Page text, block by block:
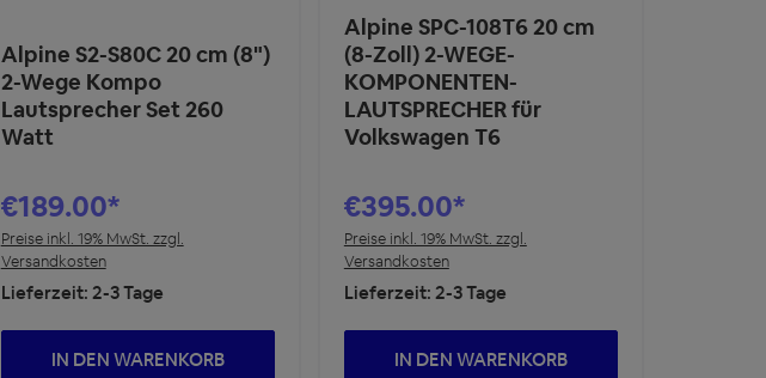
Alpine S2-S80C 20 cm (8")
2-Wege Kompo
Lautsprecher Set 260
Watt
€189.00*
Preise inkl. 19% MwSt. zzgl.
Versandkosten
Lieferzeit: 2-3 Tage
IN DEN WARENKORB
Alpine SPC-108T6 20 cm
(8-Zoll) 2-WEGE-
KOMPONENTEN-
LAUTSPRECHER für
Volkswagen T6
€395.00*
Preise inkl. 19% MwSt. zzgl.
Versandkosten
Lieferzeit: 2-3 Tage
IN DEN WARENKORB